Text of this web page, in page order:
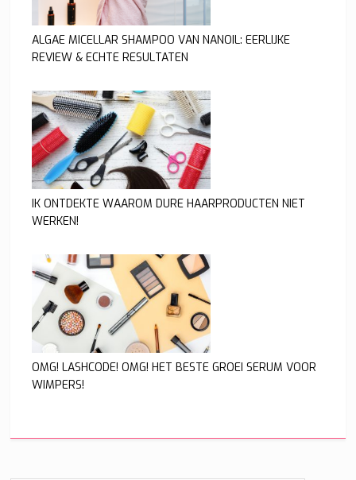
ALGAE MICELLAR SHAMPOO VAN NANOIL: EERLIJKE
REVIEW & ECHTE RESULTATEN
IK ONTDEKTE WAAROM DURE HAARPRODUCTEN NIET
WERKEN!
OMG! LASHCODE! OMG! HET BESTE GROEI SERUM VOOR
WIMPERS!